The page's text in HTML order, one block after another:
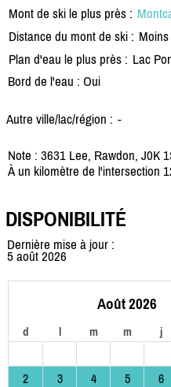
Mont de ski le plus près :
Distance du mont de ski :
Plan d'eau le plus près : Lac
Bord de l'eau : Oui
Autre ville/lac/région : -
Note : 3631 Lee, Rawdon, J0K
À un kilomètre de l'intersection
DISPONIBILITÉ
Dernière mise à jour :
5 août 2026
Août 2026
d l m m j
2
3 4 5 6